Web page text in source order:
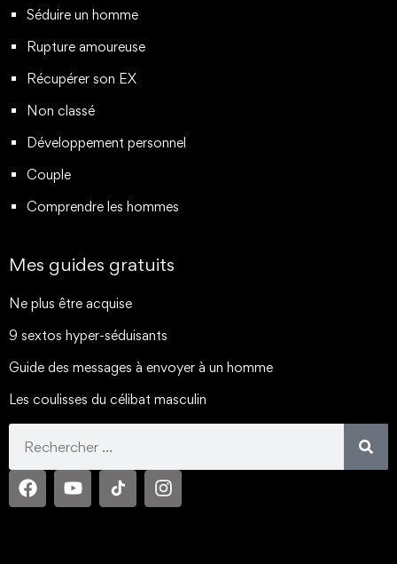
Séduire un homme
Rupture amoureuse
Récupérer son EX
Non classé
Développement personnel
Couple
Comprendre les hommes
Mes guides gratuits
Ne plus être acquise
9 sextos hyper-séduisants
Guide des messages à envoyer à un homme
Les coulisses du célibat masculin